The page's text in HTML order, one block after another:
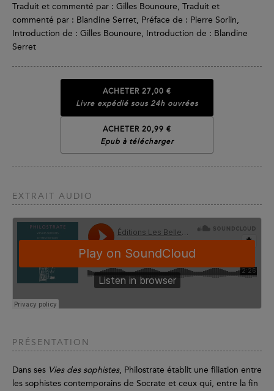
Traduit et commenté par : Gilles Bounoure, Traduit et
commenté par : Blandine Serret, Préface de : Pierre Sorlin,
Introduction de : Gilles Bounoure, Introduction de : Blandine
Serret
ACHETER 27,00 €
Livre expédié sous 24h ouvrées
ACHETER 20,99 €
Epub à télécharger
EXTRAIT AUDIO
PRÉSENTATION
Dans ses Vies des sophistes, Philostrate établit une filiation entre
les sophistes contemporains de Socrate et ceux qui, entre la fin